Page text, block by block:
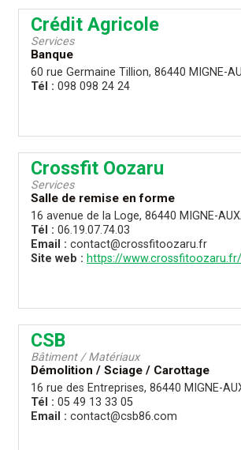
Crédit Agricole
Services
Banque
60 rue Germaine Tillion, 86440 MIGNE-
Tél : 098 098 24 24
Crossfit Oozaru
Services
Salle de remise en forme
16 avenue de la Loge, 86440 MIGNE-
Tél : 06.19.07.74.03
Email : contact@crossfitoozaru.fr
Site web : https://www.crossfitoozaru.fr/
CSB
Bâtiment / Matériaux
Démolition / Sciage / Carottage
16 rue des Entreprises, 86440 MIGNE-
Tél : 05 49 13 33 05
Email : contact@csb86.com